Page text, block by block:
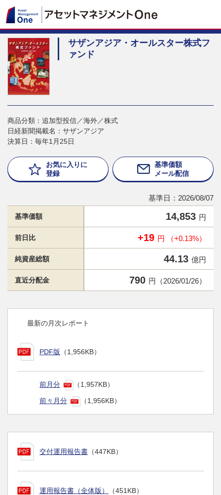
サザンアジア・オールスター株式フ
ァンド
商品分類：追加型投信／海外／株式
日経新聞掲載名：サザンアジア
決算日：毎年1月25日
お気に入りに
登録
基準価額
メール配信
基準日：2026/08/07
基準価額 14,853 円
前日比 +19 円 （+0.13%）
純資産総額 44.13 億円
直近分配金 790 円（2026/01/26）
最新の月次レポート
PDF版 （1,956KB）
前月分 （1,957KB）
前々月分 （1,956KB）
交付運用報告書 （447KB）
運用報告書（全体版） （451KB）